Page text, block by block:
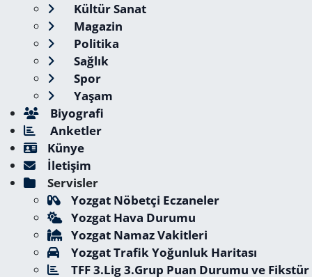
Kültür Sanat
Magazin
Politika
Sağlık
Spor
Yaşam
Biyografi
Anketler
Künye
İletişim
Servisler
Yozgat Nöbetçi Eczaneler
Yozgat Hava Durumu
Yozgat Namaz Vakitleri
Yozgat Trafik Yoğunluk Haritası
TFF 3.Lig 3.Grup Puan Durumu ve Fikstür